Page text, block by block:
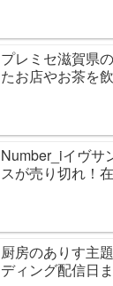
プレミセ滋賀県
たお店やお茶を
Number_iイヴサ
スが売り切れ！
厨房のありす主
ディング配信日